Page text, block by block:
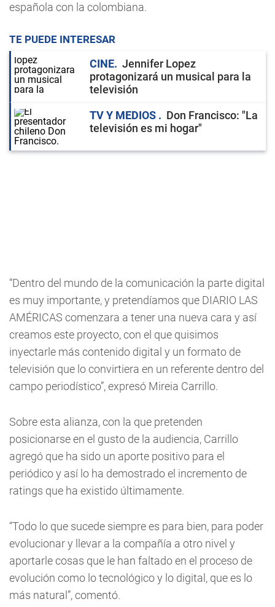
española con la colombiana.
TE PUEDE INTERESAR
CINE
Jennifer Lopez
protagonizará un musical para la
televisión
TV Y MEDIOS
Don Francisco: "La
televisión es mi hogar"
“Dentro del mundo de la comunicación la parte digital
es muy importante, y pretendíamos que DIARIO LAS
AMÉRICAS comenzara a tener una nueva cara y así
creamos este proyecto, con el que quisimos
inyectarle más contenido digital y un formato de
televisión que lo convirtiera en un referente dentro del
campo periodístico”, expresó Mireia Carrillo.
Sobre esta alianza, con la que pretenden
posicionarse en el gusto de la audiencia, Carrillo
agregó que ha sido un aporte positivo para el
periódico y así lo ha demostrado el incremento de
ratings que ha existido últimamente.
“Todo lo que sucede siempre es para bien, para poder
evolucionar y llevar a la compañía a otro nivel y
aportarle cosas que le han faltado en el proceso de
evolución como lo tecnológico y lo digital, que es lo
más natural”, comentó.